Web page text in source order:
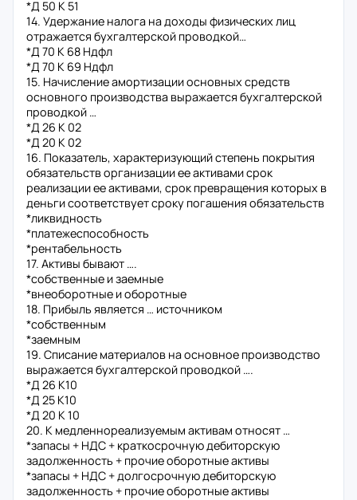
*Д 50 К 51
14. Удержание налога на доходы физических лиц
отражается бухгалтерской проводкой…
*Д 70 К 68 Ндфл
*Д 70 К 69 Ндфл
15. Начисление амортизации основных средств
основного производства выражается бухгалтерской
проводкой …
*Д 26 К 02
*Д 20 К 02
16. Показатель, характеризующий степень покрытия
обязательств организации ее активами срок
реализации ее активами, срок превращения которых в
деньги соответствует сроку погашения обязательств
*ликвидность
*платежеспособность
*рентабельность
17. Активы бывают ….
*собственные и заемные
*внеоборотные и оборотные
18. Прибыль является … источником
*собственным
*заемным
19. Списание материалов на основное производство
выражается бухгалтерской проводкой ….
*Д 26 К10
*Д 25 К10
*Д 20 К 10
20. К медленнореализуемым активам относят …
*запасы + НДС + краткосрочную дебиторскую
задолженность + прочие оборотные активы
*запасы + НДС + долгосрочную дебиторскую
задолженность + прочие оборотные активы